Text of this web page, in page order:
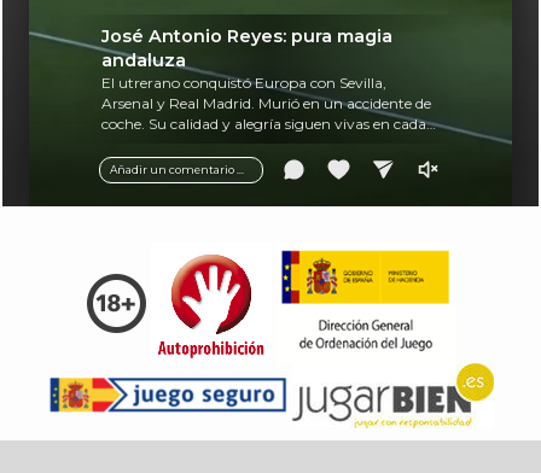
Añadir un comentario ...
José Antonio Reyes: pura magia
andaluza
El utrerano conquistó Europa con Sevilla,
Arsenal y Real Madrid. Murió en un accidente de
coche. Su calidad y alegría siguen vivas en cada